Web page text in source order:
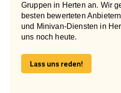
Gruppen in Herten an. Wir
besten bewerteten
und Minivan-Diensten in
uns noch heute.
Lass uns reden!
Lass uns reden!